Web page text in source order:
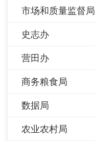
市场和质量监督局
史志办
营田办
商务粮食局
数据局
农业农村局